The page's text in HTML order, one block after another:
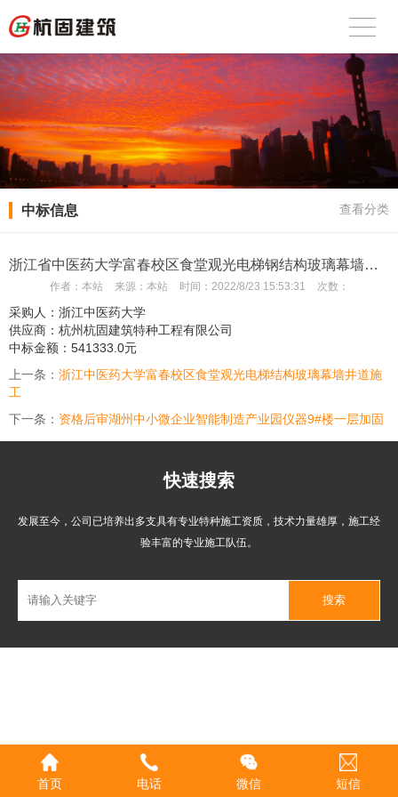
中标信息 查看分类
浙江省中医药大学富春校区食堂观光电梯钢结构玻璃幕墙井道施工
作者： 本站 来源： 本站 时间： 2022/8/23 15:53:31 次数：
采购人：浙江中医药大学
供应商：杭州杭固建筑特种工程有限公司
中标金额：541333.0元
上一条： 浙江中医药大学富春校区食堂观光电梯结构玻璃幕墙井道施
工
下一条： 资格后审湖州中小微企业智能制造产业园仪器9#楼一层加固
首页 电话 微信 短信
快速搜索
发展至今，公司已培养出多支具有专业特种施工资质，技术力量雄厚，施工经
验丰富的专业施工队伍。